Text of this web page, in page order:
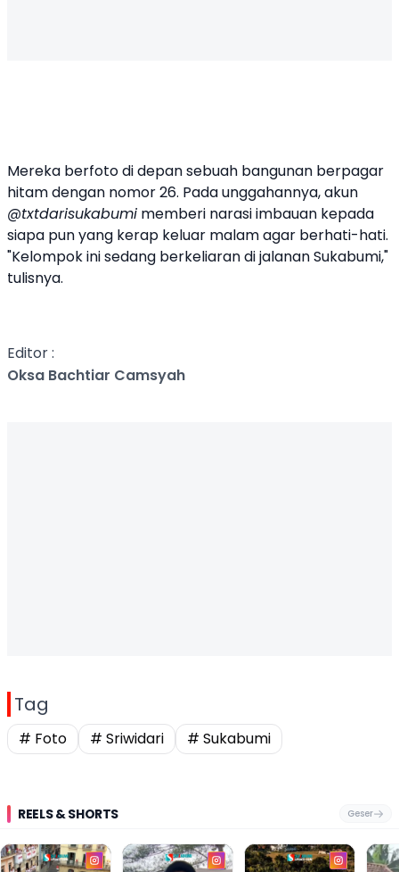
Mereka berfoto di depan sebuah bangunan berpagar
hitam dengan nomor 26. Pada unggahannya, akun
@txtdarisukabumi memberi narasi imbauan kepada
siapa pun yang kerap keluar malam agar berhati-hati.
"Kelompok ini sedang berkeliaran di jalanan Sukabumi,"
tulisnya.
Editor :
Oksa Bachtiar Camsyah
Tag
# Foto # Sriwidari # Sukabumi
REELS & SHORTS Geser